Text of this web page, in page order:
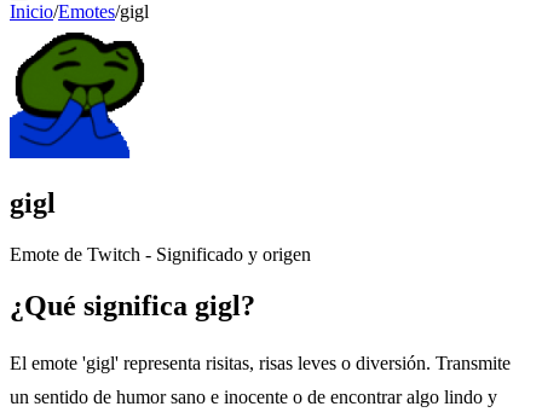
Inicio/Emotes/gigl
gigl
Emote de Twitch - Significado y origen
¿Qué significa gigl?
El emote 'gigl' representa risitas, risas leves o diversión. Transmite
un sentido de humor sano e inocente o de encontrar algo lindo y